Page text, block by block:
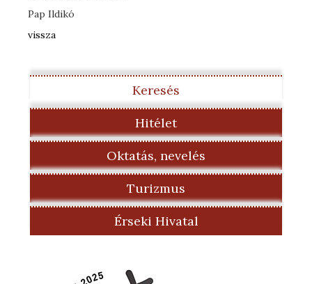
Pap Ildikó
vissza
Keresés
Hitélet
Oktatás, nevelés
Turizmus
Érseki Hivatal